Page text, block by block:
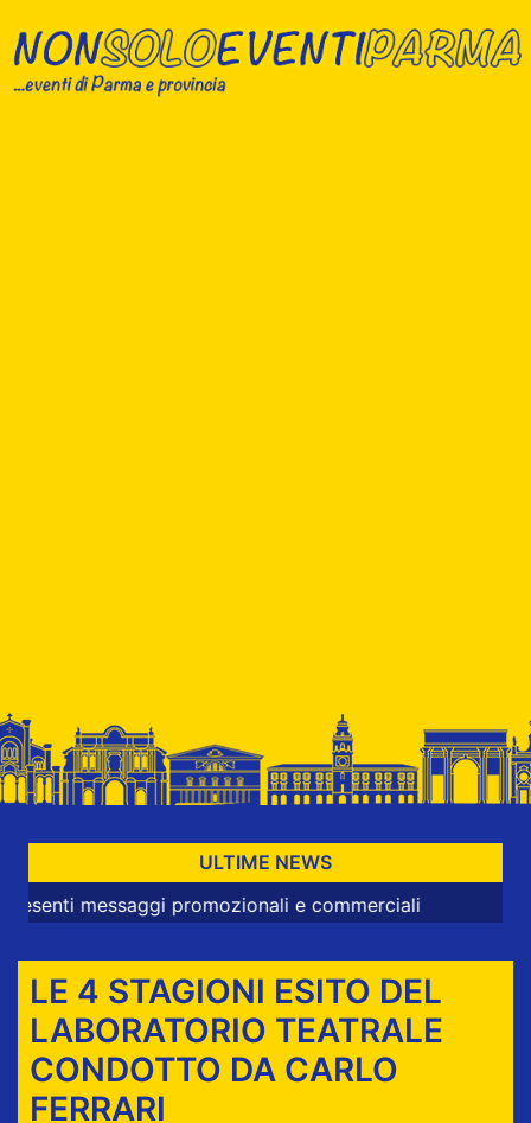
ULTIME NEWS
promozionali e commerciali
LE 4 STAGIONI ESITO DEL
LABORATORIO TEATRALE
CONDOTTO DA CARLO
FERRARI